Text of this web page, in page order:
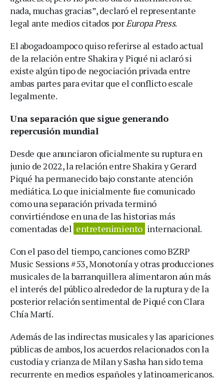
nada, muchas gracias”, declaró el representante
legal ante medios citados porEuropa Press.
El abogadoampoco quiso referirse al estado actual
de la relación entre Shakira y Piqué ni aclaró si
existe algún tipo de negociación privada entre
ambas partes para evitar que el conflicto escale
legalmente.
Una separación que sigue generando
repercusión mundial
Desde que anunciaron oficialmente su ruptura en
junio de 2022, la relación entre Shakira y Gerard
Piqué ha permanecido bajo constante atención
mediática. Lo que inicialmente fue comunicado
como una separación privada terminó
convirtiéndose en una de las historias más
comentadas del entretenimiento internacional.
Con el paso del tiempo, canciones como BZRP
Music Sessions #53, Monotonía y otras producciones
musicales de la barranquillera alimentaron aún más
el interés del público alrededor de la ruptura y de la
posterior relación sentimental de Piqué con Clara
Chía Martí.
Además de las indirectas musicales y las apariciones
públicas de ambos, los acuerdos relacionados con la
custodia y crianza de Milan y Sasha han sido tema
recurrente en medios españoles y latinoamericanos.